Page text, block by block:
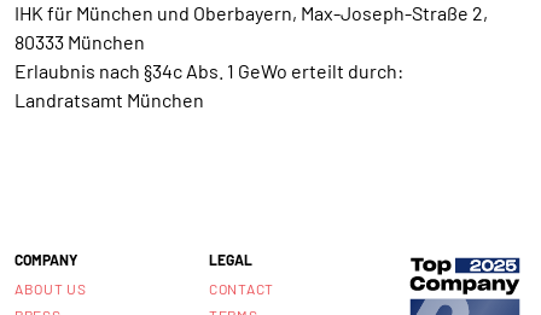
IHK für München und Oberbayern, Max-Joseph-Straße 2,
80333 München
Erlaubnis nach §34c Abs. 1 GeWo erteilt durch:
Landratsamt München
COMPANY
ABOUT US
LEGAL
CONTACT